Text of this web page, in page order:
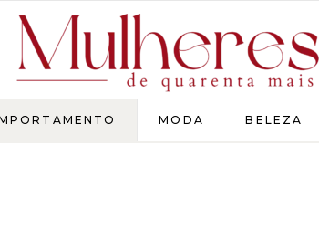
MODA BELEZA